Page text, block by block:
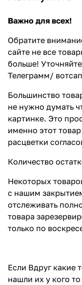
Важно для всех!
Обратите
сайте не все
больше!
Телеграмм/
Большинство
не нужно думать
картинке. Это
именно этот
расцветки
Количество
Некоторых
с нашим
отслеживать
товара
только по
Если Вдруг какие
нашли их у кого